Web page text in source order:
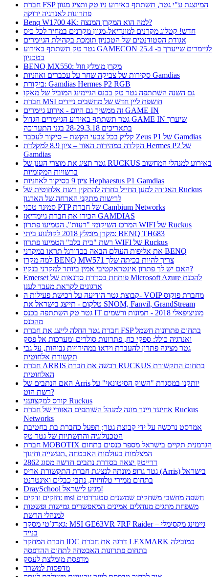
חברת FSP המיוצגת ע"י גטר, תשתתף באירוע ניו טק ותציג מגוון
פתרונות לאנרגיה ירוקה
Benq W1700 4K: למה הוא המקרן המנצח?
חדש! קטלוג מקרנים למונדיאל-מגוון מקרנים במחיר לכל כיס
אגודת הסטודנטים של הטכניון תומכת בקהילת הגיימרים
גטר טק תשתתף באירוע GAMECON לגיימרים שייערך ב- 25.4
בטכניון
BENQ MX550: מקרן מומלץ וזול
סקירות של צביקה שחר על עכברים ואוזניות Gamdias
ביקורת: Gamdias Hermes P2 RGB
גם השנה השתתפה גטר טק בכנס הגיימינג המוביל של מאקו
חברת MSI חושפת ליין חדש של מחשבים ניידים
זה ממשיך גם היום - אירוע גיימרים GAME IN
גטר תשתתף באירוע הגיימרים הגדול GAME IN שיערך
בתאריכים 28-29.3.18 בגני התערוכה
קליק בכל צבעי הקשת – סיקור לעכבר Zeus P1 של Gamdias
הקלדה במהירות האור – ציון 8.9 למקלדת Hermes P2 של
Gamdias
גטר תציג את מוצרי הענן של RUCKUS באירוע למנהלי המחשוב
ברשויות המקומיות
ציון 9 בסיקור לאוזניות Hephaestus P1 Gamdias
האגודה למען החייל בחרה להתקין רשת אלחוטית של Ruckus
לרישות מתקני הארחה של הארגון
סמינר טכני PTP של חברת Cambium Networks
הכירו את חברת גיימדיאז GAMDIAS
המרכז השיקומי "רעות", הטמיעו פתרון WIFI של Ruckus
מקרן מומלץ 2018 לקולנוע ביתי: BENQ TH683
רשת "בית בלב" הטמיעו פתרון WIFI של Ruckus
את אליפות העולם הבאה בכדורגל תראו במקרני BENQ
למה מקרן BENQ MW571 צריך להיות בכיתה שלך
האם יש לך פתרון אינטראקטיבי אמין ביותר למקרני בנקיו?
Emerset פותחת בסדרת סדנאות של Microsoft Azure להכנת
ארגונים לקראת מעבר לענן
קבוצת גטר הודיעה על רכישת פעילות ה- VOIP מחברת פוקוס
טלקום - תייצג בישראל את SNOM, Fanvil, GrandStream
גטר טק השתתפה בכנס IT מוניציפאלי 2018 - תמונות ורשמים
מהכנס
חברת גטר החלה לייצג את חברת FSP בתחום פתרונות חשמל
ואנרגיה כולל: ספקי כח, פתרונות סולרים ומערכות אל פסק
גטר מציגה פתרון להעברת וידאו במהירויות גבוהות, על גבי
תקשורת אלחוטית
חברת ARRIS רכשה את חברת RUCKUS בתחום התקשורת
האלחוטית
האם הנתבים של Arris יותקנו במסגרת "השוק הסיטונאי" על
רשת הוט?
קורס למקצועני Ruckus
אחיעד ויינר מונה למנהל השותפים האזורי של חברת Ruckus
Networks
אמרסט נרכשה על ידי קבוצת גטר; תפעל כחברת בת בחטיבת
הטכנולוגיה והתשתיות של גטר טק
חברת MOBOTIX הגרמנית תקיים בישראל מספר כנסים בתחום
המצלמות בעולמות האבטחה ,תעשייה וחינוך
דרייטק יצאה בסדרת נתבים חדשה מסוג 2862
גטר גרופ מונתה לנציגת חברת התקשורת אריס (Arris) בישראל
בתחום ממירי טלוויזיה, נתבי כבלים ואינטרנט
DraySchool מגיע לישראל!
חזקים ודקים: msi חשפה מחשבי משחקים שמשנים סטנדרטים
משפחת מתגים מנוהלים אמינים המאפשרים גמישות ופשטות
למנהלי הרשת
גאדג’טי מסקר: MSI GE63VR 7RF Raider – גיימינג מקסימלי
בנייד
חברת המחקר IDC דרגה את חברת LEXMARK כמובילה
בתחום פתרונות האבטחה לתחום ההדפסה
מדפסת מומלצת לעסק
מדפסות למשרד